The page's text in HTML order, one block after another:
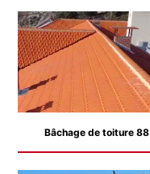
Bâchage de toiture 88